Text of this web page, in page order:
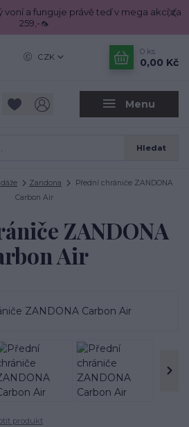
a funguje právě teď v mega akci za
259,-🦟
Menu
CZK
Hledat
0 ks
0,00 Kč
Zandona
Přední chrániče ZANDONA
Carbon Air
ZANDONA
Air
produkt